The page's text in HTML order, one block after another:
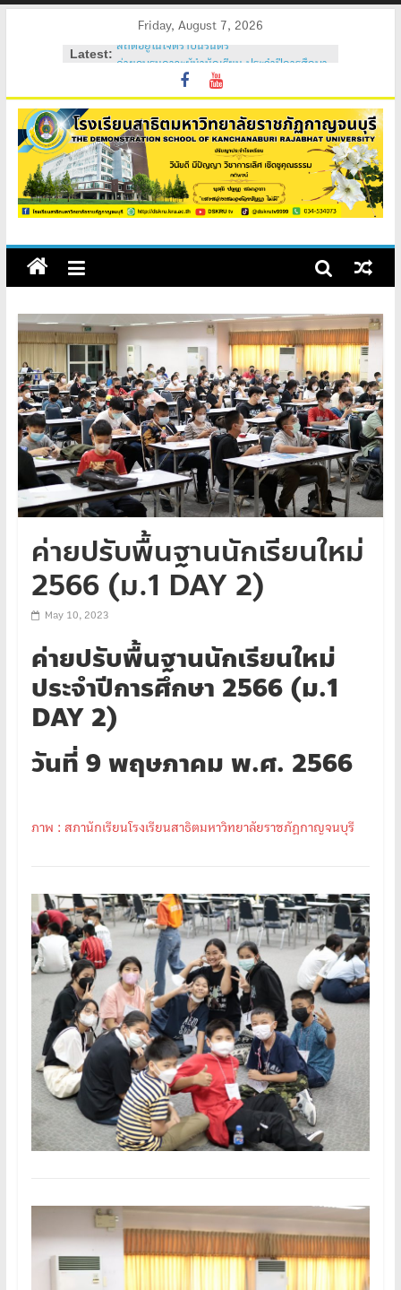
Friday, August 7, 2026
Latest:
ค่ายอบรมภาวะผู้นำนักเรียน ประจำปีการศึกษา
วันสถาปนาโรงเรียนสาธิต 2569
ค่ายคุณธรรม จริยธรรม นักเรียนใหม่ 2569
ค่ายปรับพื้นฐานนักเรียนใหม่ 2569 (ม.1 และ
ม.4)
สถิตอยู่ในใจตราบนิรันดร์
ค่ายปรับพื้นฐานนักเรียนใหม่
2566 (ม.1 DAY 2)
May 10, 2023
ค่ายปรับพื้นฐานนักเรียนใหม่
ประจำปีการศึกษา 2566 (ม.1
DAY 2)
วันที่ 9 พฤษภาคม พ.ศ. 2566
ภาพ : สภานักเรียนโรงเรียนสาธิตมหาวิทยาลัยราชภัฏกาญจนบุรี